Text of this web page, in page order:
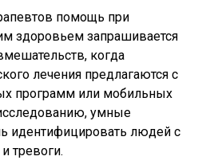
помощь при
здоровьем запрашивается
когда
лечения предлагаются с
программ или мобильных
умные
идентифицировать людей с
тревоги.